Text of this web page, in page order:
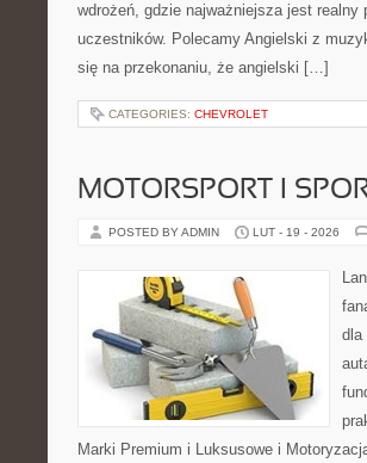
wdrożeń, gdzie najważniejsza jest
uczestników. Polecamy Angielski z
się na przekonaniu, że angielski […]
CATEGORIES: CHEVROLET
MOTORSPORT I
POSTED BY ADMIN LUT - 19 - 2026
dla
Marki Premium i Luksusowe i